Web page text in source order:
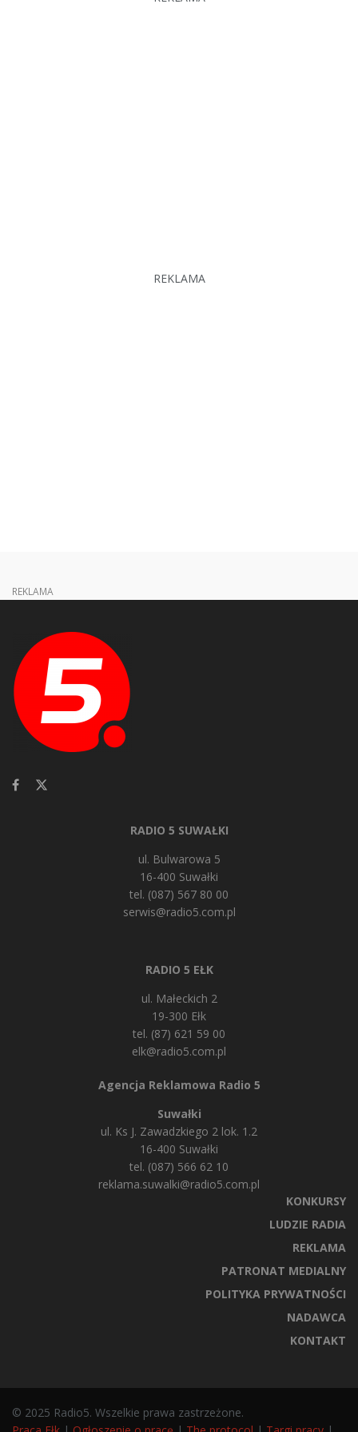
REKLAMA
REKLAMA
RADIO 5 SUWAŁKI
ul. Bulwarowa 5
16-400 Suwałki
tel. (087) 567 80 00
serwis@radio5.com.pl
RADIO 5 EŁK
ul. Małeckich 2
19-300 Ełk
tel. (87) 621 59 00
elk@radio5.com.pl
Agencja Reklamowa Radio 5
Suwałki
ul. Ks J. Zawadzkiego 2 lok. 1.2
16-400 Suwałki
tel. (087) 566 62 10
reklama.suwalki@radio5.com.pl
KONKURSY
LUDZIE RADIA
REKLAMA
PATRONAT MEDIALNY
POLITYKA PRYWATNOŚCI
NADAWCA
KONTAKT
© 2025 Radio5. Wszelkie prawa zastrzeżone.